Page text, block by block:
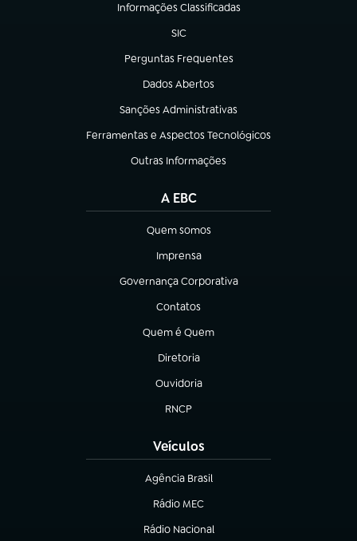
Informações Classificadas
(abre em nova aba)
SIC
(abre em nova aba)
Perguntas Frequentes
(abre em nova aba)
Dados Abertos
(abre em nova aba)
Sanções Administrativas
(abre em nova aba)
Ferramentas e Aspectos Tecnológicos
(abre em nova aba)
Outras Informações
(abre em nova aba)
A EBC
Quem somos
(abre em nova aba)
Imprensa
(abre em nova aba)
Governança Corporativa
(abre em nova aba)
Contatos
(abre em nova aba)
Quem é Quem
(abre em nova aba)
Diretoria
(abre em nova aba)
Ouvidoria
(abre em nova aba)
RNCP
(abre em nova aba)
Veículos
Agência Brasil
(abre em nova aba)
Rádio MEC
(abre em nova aba)
Rádio Nacional